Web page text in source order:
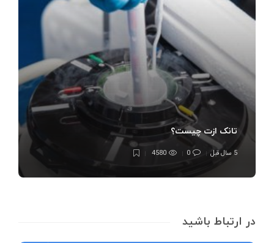
تانک ازت چیست؟
5 سال قبل 0
4580
در ارتباط باشید